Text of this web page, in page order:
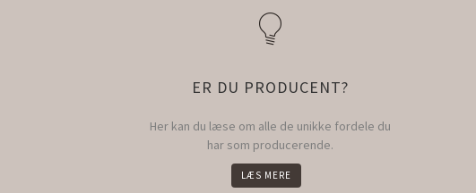
ER DU PRODUCENT?
Her kan du læse om alle de unikke fordele du
har som producerende.
LÆS MERE